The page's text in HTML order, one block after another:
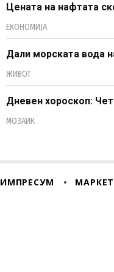
Цената на нафтата
ЕКОНОМИЈА
Дали морската вода
ЖИВОТ
Дневен хороскоп:
МОЗАИК
ИМПРЕСУМ